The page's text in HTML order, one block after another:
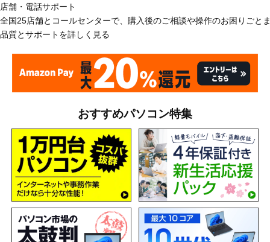
店舗・電話サポート
全国25店舗とコールセンターで、購入後のご相談や操作のお困りごと
品質とサポートを詳しく見る
おすすめパソコン特集